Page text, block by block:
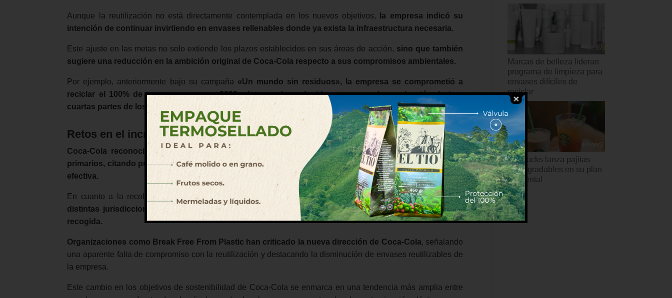
Aunque la reutilización no está directamente contemplada en los nuevos objetivos,
la empresa indicó su
intención de continuar invirtiendo en envases rellenables donde ya exista la infraestructura necesaria.
Este ajuste en las metas no solo extiende los plazos establecidos en sus áreas de acción, sino que también
sugiere una reducción en la ambición original de Coca-Cola respecto a sus compromisos ambientales.
Por ejemplo, anteriormente bajo su campaña «Un mundo sin residuos», la empresa se comprometió a
reciclar el 100% de sus envases para 2030, ahora se ha reducido a asegurar la recolección de tres
cuartas partes de los envases introducidos al mercado.
Retos en el incremento del contenido reciclado
Coca-Cola reconoció los desafíos asociados al incremento del contenido reciclado en sus envases
primarios, citando problemas de costos, calidad y escalabilidad que podrían dificultar la implementación
efectiva.
En cuanto a la recolección,
la empresa destacó las diferencias en las capacidades de reciclaje entre
distintas jurisdicciones y subrayó la necesidad de una acción colectiva para mejorar los sistemas de
recogida.
Organizaciones como Break Free From Plastic han criticado la nueva dirección de Coca-Cola, señalando
una aparente falta de compromiso con la reutilización y destacando la disminución de envases reutilizables de
la empresa.
Este cambio en los objetivos de sostenibilidad de Coca-Cola se enmarca en una tendencia más amplia entre
Marcas de belleza lideran
programa de limpieza para
envases difíciles de
reciclar
Starbucks lanza pajitas
biodegradables en su plan
ambiental